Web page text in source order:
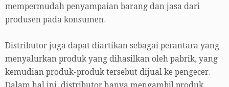
mempermudah penyampaian barang dan jasa dari
produsen pada konsumen.
Distributor juga dapat diartikan sebagai perantara yang
menyalurkan produk yang dihasilkan oleh pabrik, yang
kemudian produk-produk tersebut dijual ke pengecer.